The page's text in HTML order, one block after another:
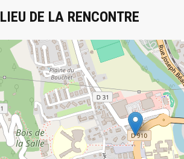
LIEU DE LA RENCONTRE